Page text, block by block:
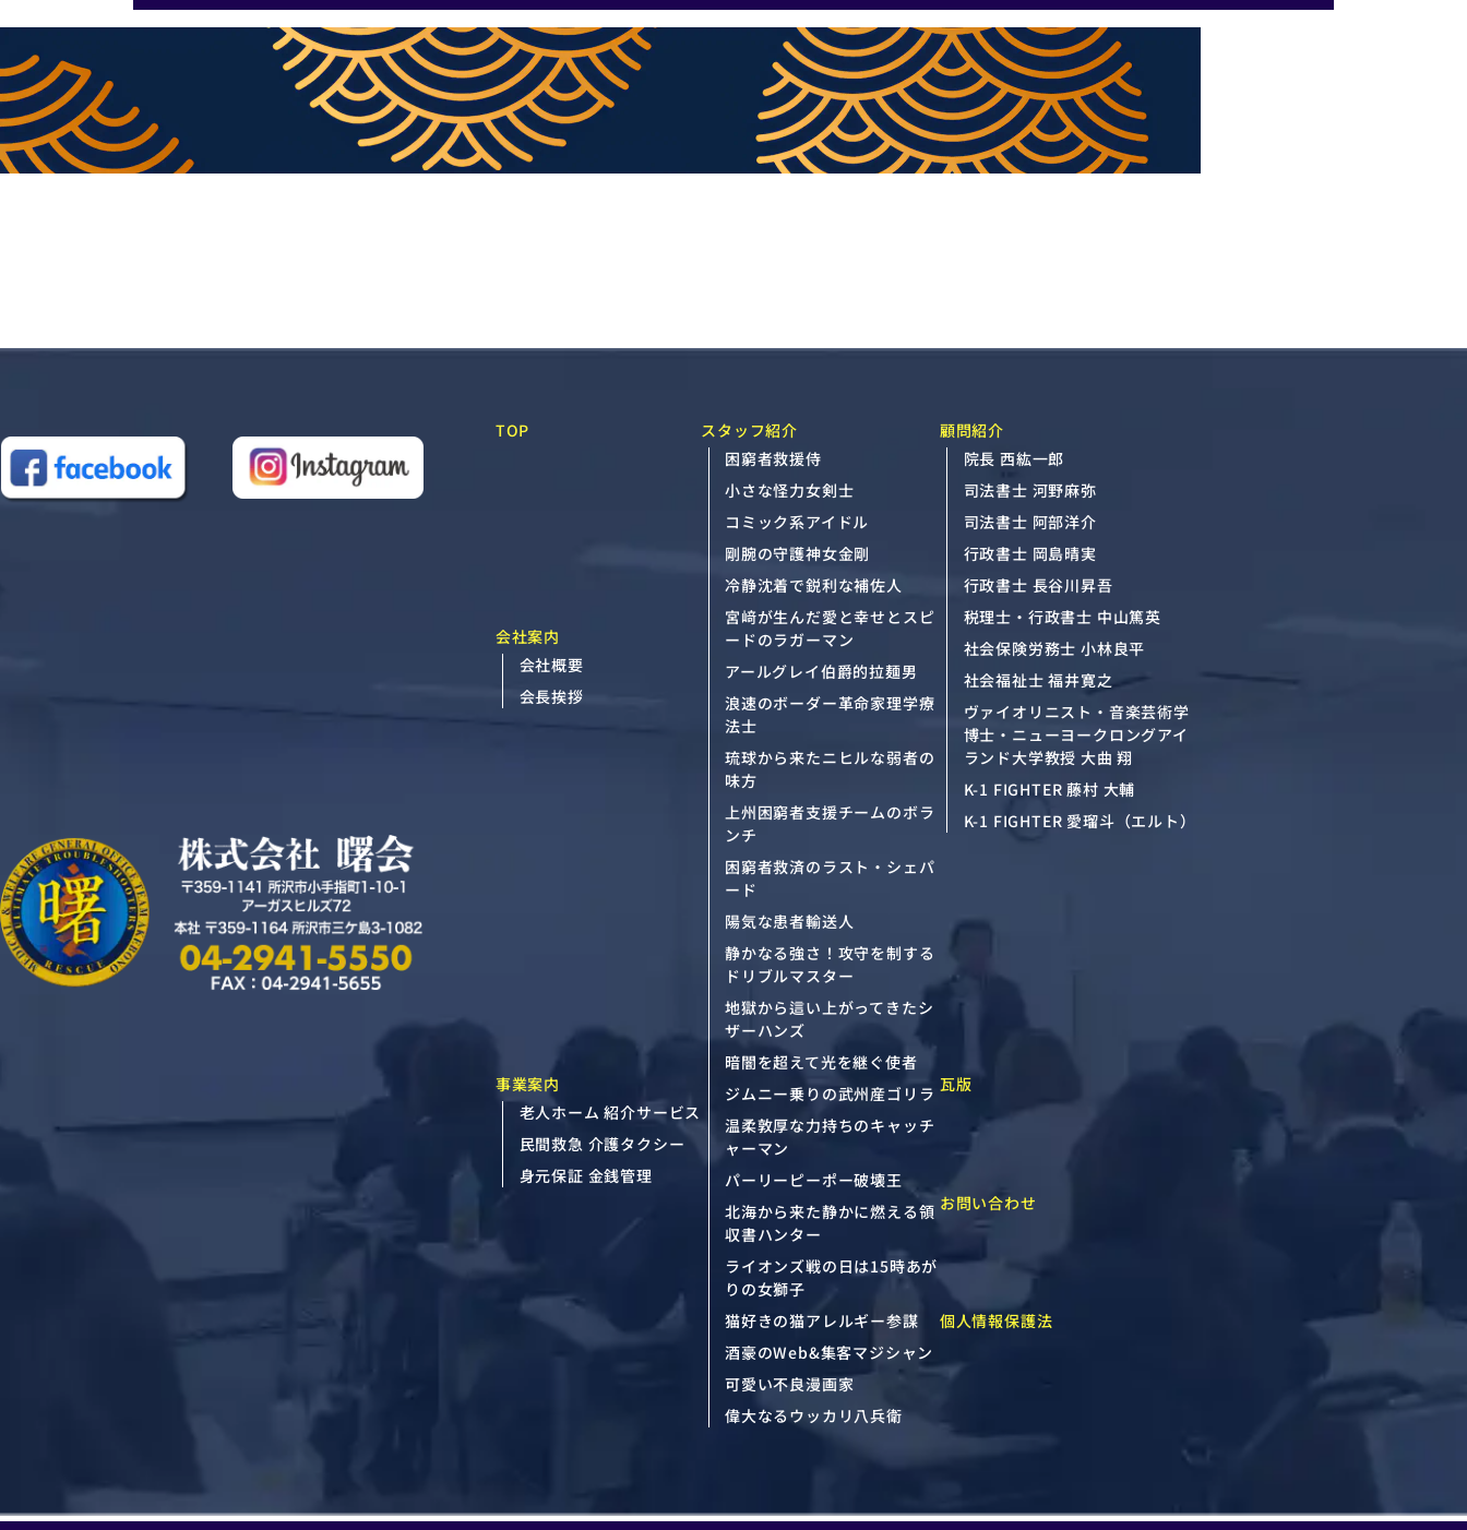
TOP
会社案内
会社概要
会長挨拶
事業案内
老人ホーム 紹介サービス
民間救急 介護タクシー
身元保証 金銭管理
スタッフ紹介
困窮者救援侍
小さな怪力女剣士
コミック系アイドル
剛腕の守護神女金剛
冷静沈着で鋭利な補佐人
宮﨑が生んだ愛と幸せとスピ
ードのラガーマン
アールグレイ伯爵的拉麺男
浪速のボーダー革命家理学療
法士
琉球から来たニヒルな弱者の
味方
上州困窮者支援チームのボラ
ンチ
困窮者救済のラスト・シェパ
ード
陽気な患者輸送人
静かなる強さ！攻守を制する
ドリブルマスター
地獄から這い上がってきたシ
ザーハンズ
暗闇を超えて光を継ぐ使者
ジムニー乗りの武州産ゴリラ
温柔敦厚な力持ちのキャッチ
ャーマン
パーリーピーポー破壊王
北海から来た静かに燃える領
収書ハンター
ライオンズ戦の日は15時あが
りの女獅子
猫好きの猫アレルギー参謀
酒豪のWeb&集客マジシャン
可愛い不良漫画家
偉大なるウッカリ八兵衛
顧問紹介
院長 西紘一郎
司法書士 河野麻弥
司法書士 阿部洋介
行政書士 岡島晴実
行政書士 長谷川昇吾
税理士・行政書士 中山篤英
社会保険労務士 小林良平
社会福祉士 福井寛之
ヴァイオリニスト・音楽芸術学
博士・ニューヨークロングアイ
ランド大学教授 大曲 翔
K-1 FIGHTER 藤村 大輔
K-1 FIGHTER 愛瑠斗（エルト）
瓦版
お問い合わせ
個人情報保護法